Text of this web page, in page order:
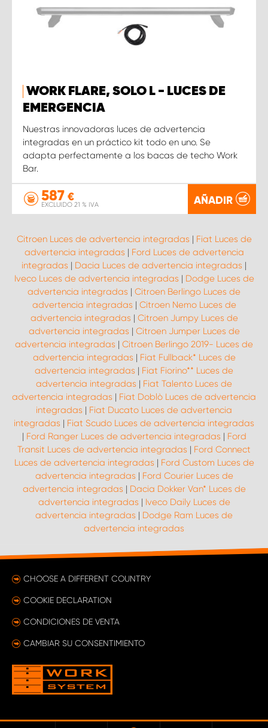
WORK FLARE, SOLO L - LUCES DE
EMERGENCIA
Nuestras innovadoras luces de advertencia
integradas en un práctico kit todo en uno. Se
adapta perfectamente a los bacas de techo Work
Bar.
587 €
EXCLUIDO 21 % IVA AÑADIR
Citroen Luces de advertencia integradas | Fiat Luces de
advertencia integradas | Ford Luces de advertencia
integradas | Dacia Luces de advertencia integradas |
Iveco Luces de advertencia integradas | Dodge Luces de
advertencia integradas | Citroen Berlingo Luces de
advertencia integradas | Citroen Nemo Luces de
advertencia integradas | Citroen Jumpy Luces de
advertencia integradas | Citroen Jumper Luces de
advertencia integradas | Citroen Berlingo 2019- Luces de
advertencia integradas | Fiat Fullback* Luces de
advertencia integradas | Fiat Fiorino** Luces de
advertencia integradas | Fiat Talento Luces de
advertencia integradas | Fiat Doblò Luces de advertencia
integradas | Fiat Ducato Luces de advertencia
integradas | Fiat Scudo Luces de advertencia integradas
| Ford Ranger Luces de advertencia integradas | Ford
Transit Luces de advertencia integradas | Ford Connect
Luces de advertencia integradas | Ford Custom Luces de
advertencia integradas | Ford Courier Luces de
advertencia integradas | Dacia Dokker Van* Luces de
advertencia integradas | Iveco Daily Luces de
advertencia integradas | Dodge Ram Luces de
advertencia integradas
CHOOSE A DIFFERENT COUNTRY
COOKIE DECLARATION
CONDICIONES DE VENTA
CAMBIAR SU CONSENTIMIENTO